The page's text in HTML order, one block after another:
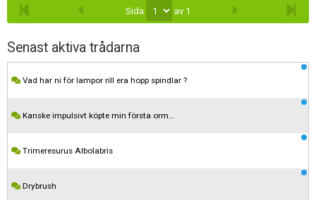
Sida av 1
Senast aktiva trådarna
Vad har ni för lampor rill era hopp spindlar ?
Kanske impulsivt köpte min första orm…
Trimeresurus Albolabris
Drybrush